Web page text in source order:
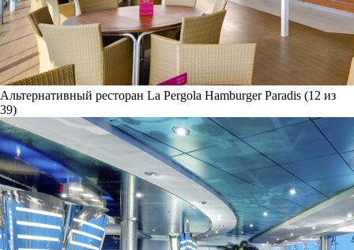
Альтернативный ресторан La Pergola Hamburger Paradis (12 из
39)